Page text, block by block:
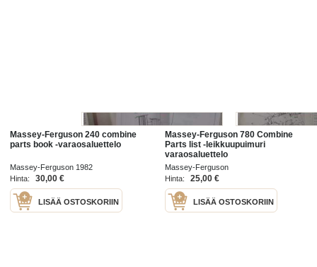
Massey-Ferguson 240 combine
parts book -varaosaluettelo
Massey-Ferguson 1982
Hinta:
30,00 €
LISÄÄ OSTOSKORIIN
Massey-Ferguson 780 Combine
Parts list -leikkuupuimuri
varaosaluettelo
Massey-Ferguson
Hinta:
25,00 €
LISÄÄ OSTOSKORIIN